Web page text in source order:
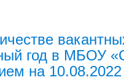
год в
на 10.08.2022